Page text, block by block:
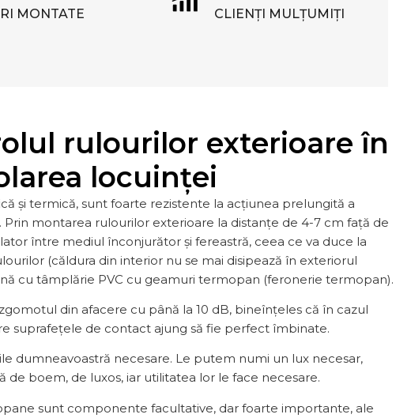
MONTATE CLIENȚI MULȚUMIȚI
rulourilor exterioare în
locuinței
și termică, sunt foarte rezistente la acțiunea prelungită a
Prin montarea rulourilor exterioare la distanțe de 4-7 cm față de
între mediul înconjurător și fereastră, ceea ce va duce la
(căldura din interior nu se mai disipează în exteriorul
cu tâmplărie PVC cu geamuri termopan (feronerie termopan).
din afacere cu până la 10 dB, bineînțeles că în cazul
suprafețele de contact ajung să fie perfect îmbinate.
dumneavoastră necesare. Le putem numi un lux necesar,
de boem, de luxos, iar utilitatea lor le face necesare.
sunt componente facultative, dar foarte importante, ale